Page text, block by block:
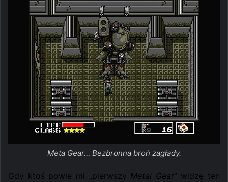
Meta Gear… Bezbronna broń zagłady.
Gdy ktoś powie mi „pierwszy Metal Gear” widzę ten